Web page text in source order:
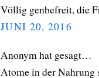
Völlig genbefreit, die
JUNI 20, 2016
Anonym hat gesagt…
Atome in der Nahrung